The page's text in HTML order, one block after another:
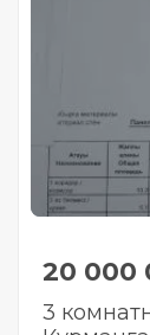
20 000
3